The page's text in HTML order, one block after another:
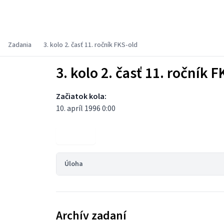
Zadania 3. kolo 2. časť 11. ročník FKS-old
3. kolo 2. časť 11. ročník
Začiatok kola:
10. apríl 1996 0:00
Úloha
Archív zadaní